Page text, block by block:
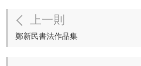
上一則
鄭新民書法作品集